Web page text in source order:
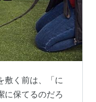
敷く前は、「に
に保てるのだろ